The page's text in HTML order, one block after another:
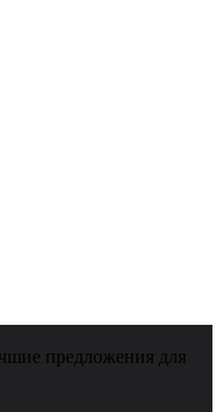
предложения для